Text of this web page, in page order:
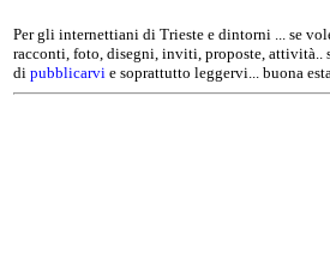
Per gli internettiani di Trieste e dintorni ... se
racconti, foto, disegni, inviti, proposte, attività..
di pubblicarvi e soprattutto leggervi... buona